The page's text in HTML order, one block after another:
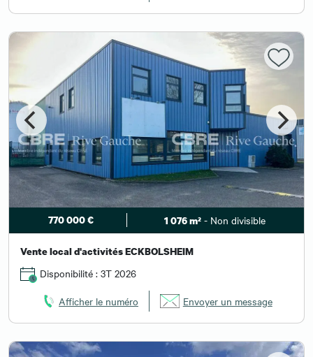
770 000 € 1 076 m²- Non divisible
Vente local d'activités ECKBOLSHEIM
Disponibilité : 3T 2026
Afficher le numéro Envoyer un message